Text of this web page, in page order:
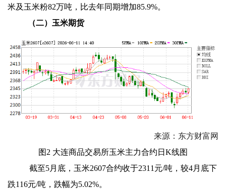
米及玉米粉82万吨，比去年同期增加85.9%。
（二）玉米期货
来源：东方财富网
图2 大连商品交易所玉米主力合约日K线图
截至5月底，玉米2607合约收于2311元/吨，较4月底下
跌116元/吨，跌幅为5.02%。